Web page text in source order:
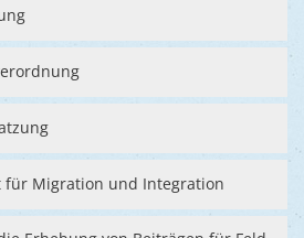
für Migration und Integration